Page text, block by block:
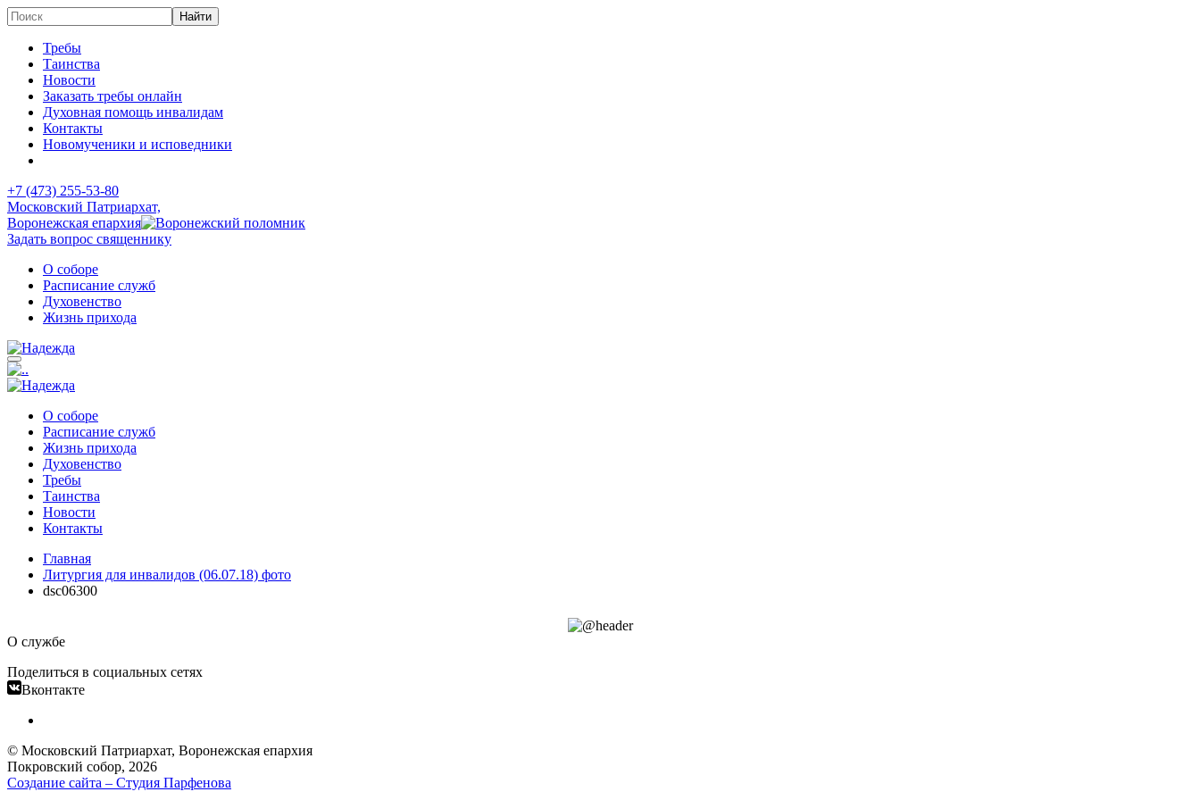
Требы
Таинства
Новости
Заказать требы онлайн
Духовная помощь инвалидам
Контакты
Новомученики и исповедники
+7 (473) 255-53-80
Московский Патриархат,
Воронежская епархия
Задать вопрос священнику
О соборе
Расписание служб
Духовенство
Жизнь прихода
О соборе
Расписание служб
Жизнь прихода
Духовенство
Требы
Таинства
Новости
Контакты
Главная
Литургия для инвалидов (06.07.18) фото
dsc06300
О службе
Поделиться в социальных сетях
Вконтакте
© Московский Патриархат, Воронежcкая епархия
Покровский собор, 2026
Создание сайта – Cтудия Парфенова